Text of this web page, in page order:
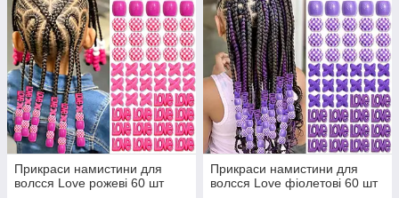
Прикраси намистини для
волсся Love рожеві 60 шт
Прикраси намистини для
волсся Love фіолетові 60 шт